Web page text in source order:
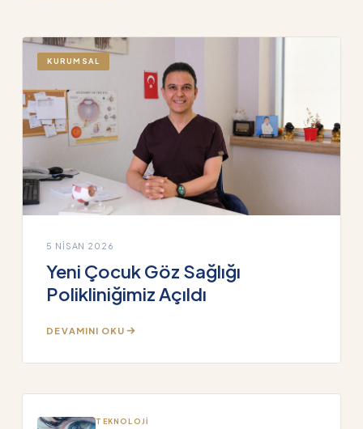
KURUMSAL
5 NISAN 2026
Yeni Çocuk Göz Sağlığı
Polikliniğimiz Açıldı
DEVAMINI OKU
TEKNOLOJI